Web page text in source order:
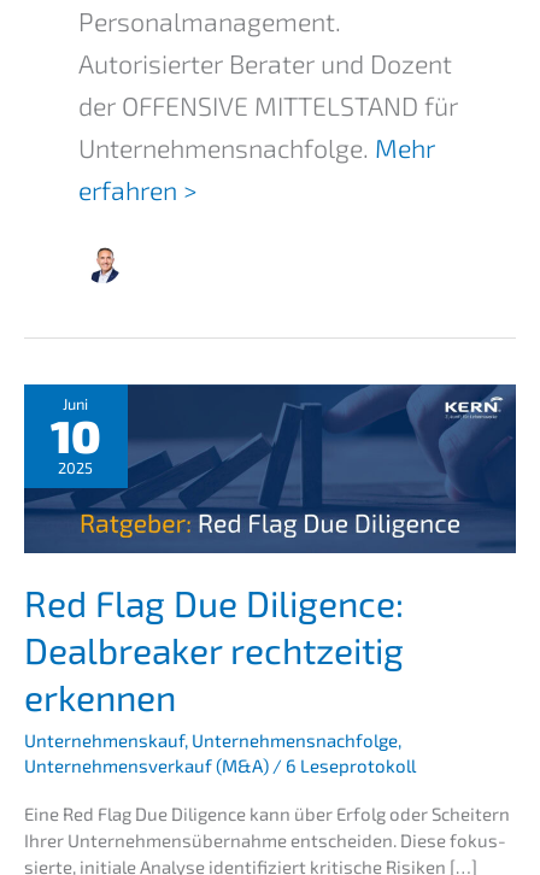
Personalmanagement.
Autorisierter Berater und Dozent
der OFFENSIVE MITTELSTAND für
Unternehmensnachfolge. Mehr
erfahren >
Juni
10
2025
Red Flag Due Diligence:
Dealb­rea­k­er recht­zei­tig
erkennen
Unternehmenskauf, Unternehmensnachfolge,
Unternehmensverkauf (M&A) / 6 Leseprotokoll
Eine Red Flag Due Diligence kann über Erfolg oder Schei­tern
Ihrer Unter­neh­mens­über­nah­me entschei­den. Diese fokus­
sier­te, initia­le Analy­se identi­fi­ziert kriti­sche Risiken […]